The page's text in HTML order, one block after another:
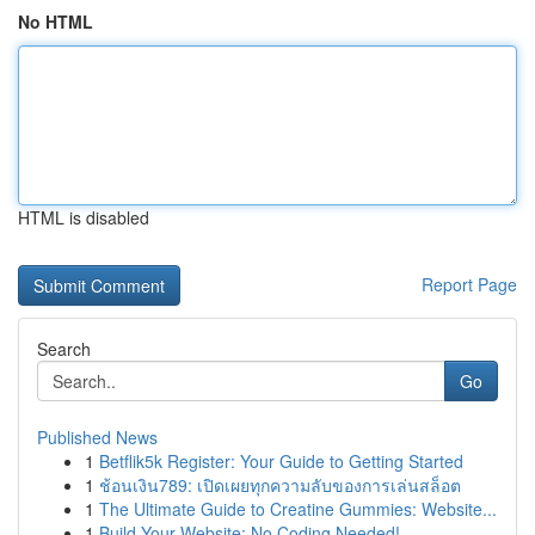
No HTML
HTML is disabled
Report Page
Search
Go
Published News
1 Betflik5k Register: Your Guide to Getting Started
1 ช้อนเงิน789: เปิดเผยทุกความลับของการเล่นสล็อต
1 The Ultimate Guide to Creatine Gummies: Website...